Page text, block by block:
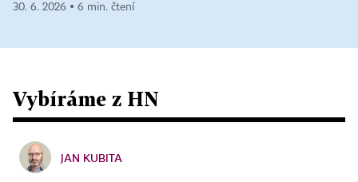
30. 6. 2026 ▪ 6 min. čtení
Vybíráme z HN
JAN KUBITA